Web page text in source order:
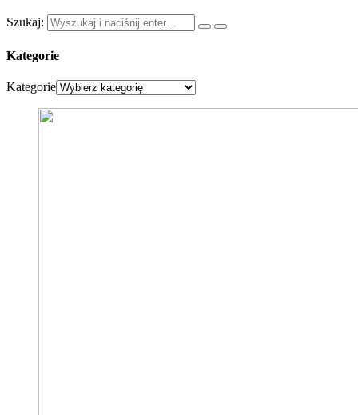
Szukaj:
Kategorie
Kategorie